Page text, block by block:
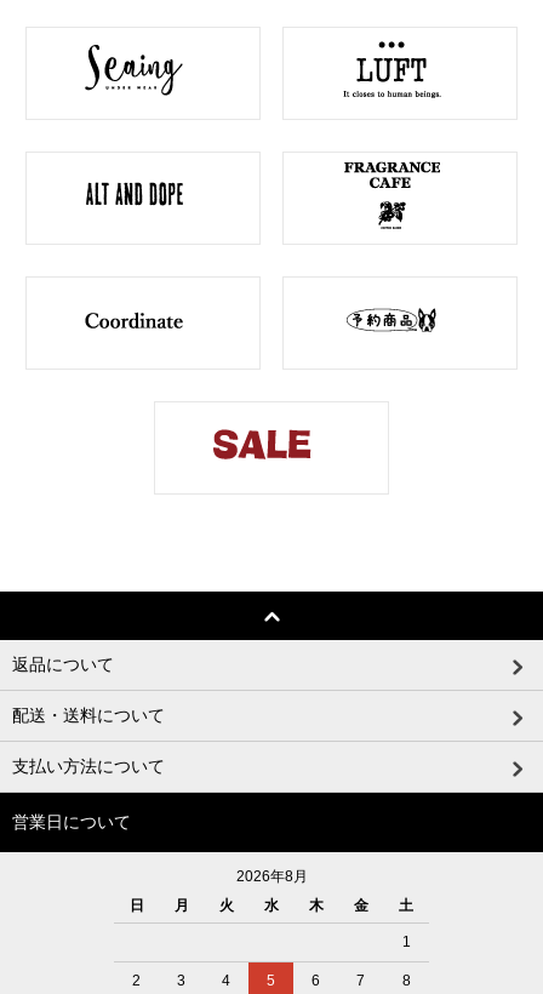
返品について
配送・送料について
支払い方法について
営業日について
2026年8月
日
月 火 水 木 金 土
1
2 3 4 5 6 7 8